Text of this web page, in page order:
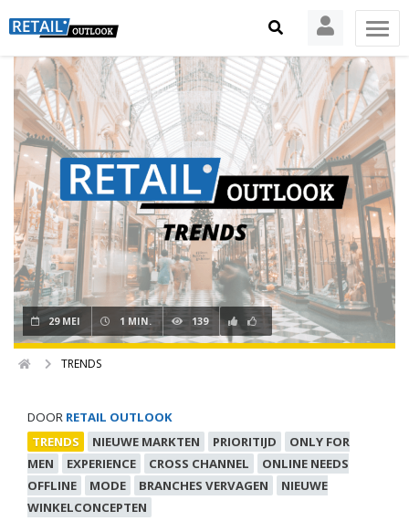
29 MEI 1 MIN. 139
TRENDS
DOOR RETAIL OUTLOOK
TRENDS
NIEUWE MARKTEN PRIORITIJD
ONLY FOR
MEN
EXPERIENCE CROSS CHANNEL
ONLINE NEEDS
OFFLINE
MODE BRANCHES VERVAGEN
NIEUWE
WINKELCONCEPTEN